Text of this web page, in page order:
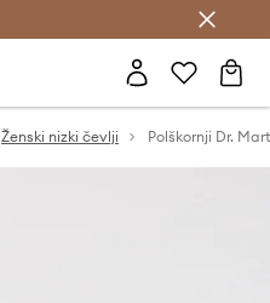
Ženski nizki čevlji Polškornji Dr.